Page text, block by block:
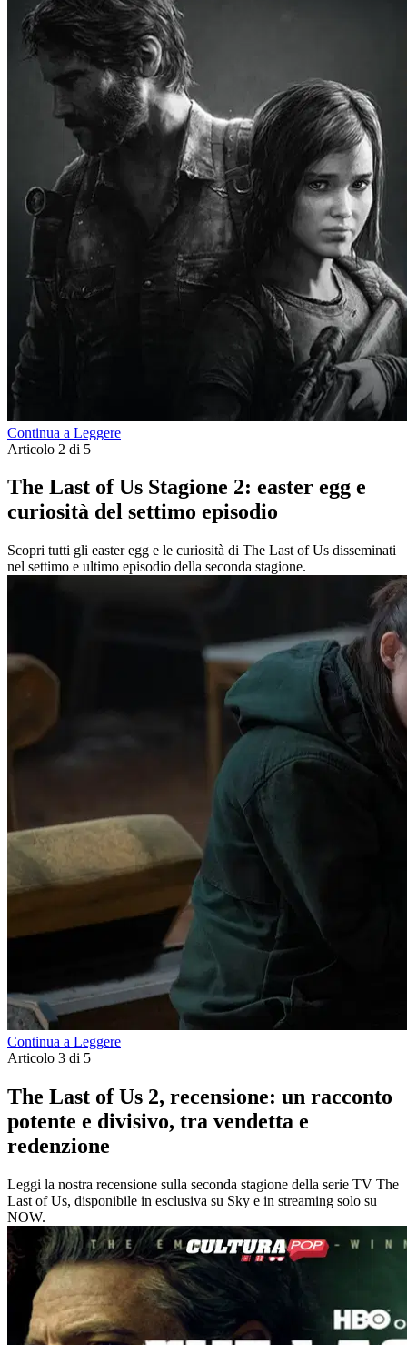
Continua a Leggere
Articolo 2 di 5
The Last of Us Stagione 2: easter egg e
curiosità del settimo episodio
Scopri tutti gli easter egg e le curiosità di The Last of Us disseminati
nel settimo e ultimo episodio della seconda stagione.
Continua a Leggere
Articolo 3 di 5
The Last of Us 2, recensione: un racconto
potente e divisivo, tra vendetta e
redenzione
Leggi la nostra recensione sulla seconda stagione della serie TV The
Last of Us, disponibile in esclusiva su Sky e in streaming solo su
NOW.